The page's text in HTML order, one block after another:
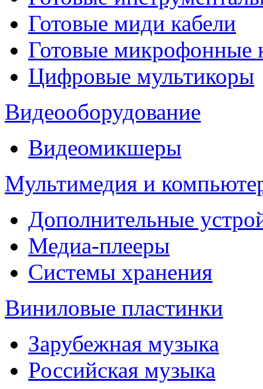
Готовые миди кабели
Готовые микрофонные
Цифровые мультикоры
Видеооборудование
Видеомикшеры
Мультимедия и
Дополнительные
Медиа-плееры
Системы хранения
Виниловые пластинки
Зарубежная музыка
Российская музыка